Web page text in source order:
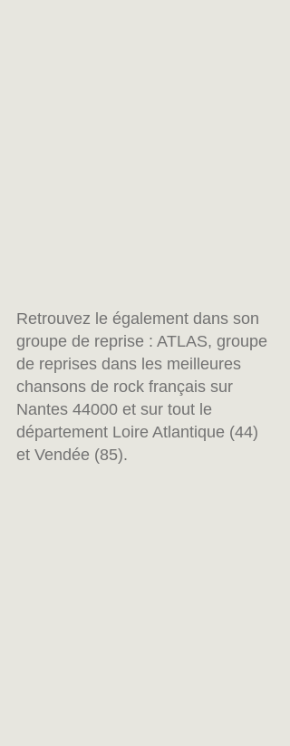
Retrouvez le également dans son
groupe de reprise : ATLAS, groupe
de reprises dans les meilleures
chansons de rock français sur
Nantes 44000 et sur tout le
département Loire Atlantique (44)
et Vendée (85).